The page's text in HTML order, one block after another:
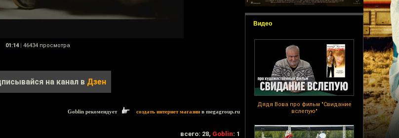
Видео
Дядя Вова про фильм "Свидание
вслепую"
01:14 | 46434 просмотра
на канал в Дзен
Goblin рекомендует создать интернет магазин в megagroup.ru
всего: 28, Goblin: 1